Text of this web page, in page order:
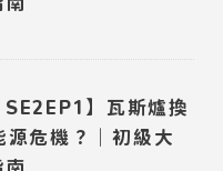
SE2EP1】瓦斯爐換
危機？｜初級大